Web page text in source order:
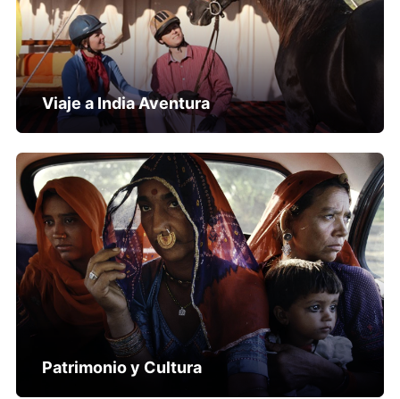
Viaje a India Aventura
Patrimonio y Cultura